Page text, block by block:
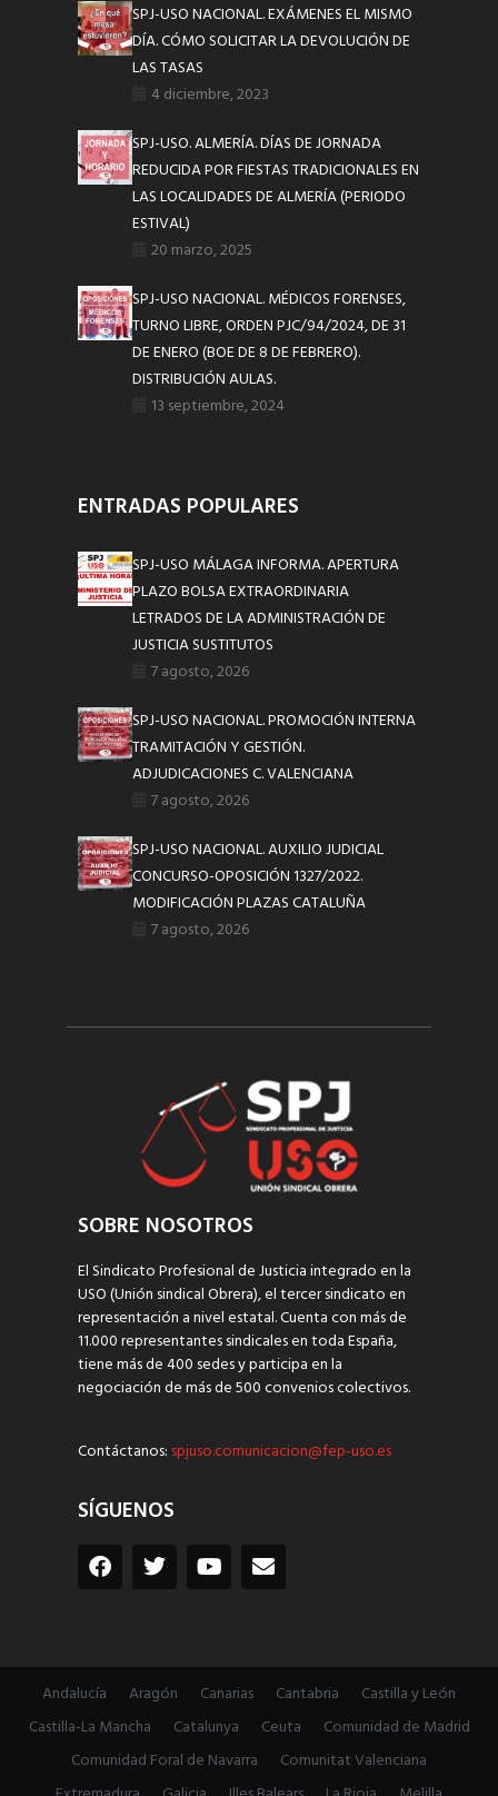
SPJ-USO NACIONAL. EXÁMENES EL MISMO
DÍA. CÓMO SOLICITAR LA DEVOLUCIÓN DE
LAS TASAS
4 diciembre, 2023
SPJ-USO. ALMERÍA. DÍAS DE JORNADA
REDUCIDA POR FIESTAS TRADICIONALES EN
LAS LOCALIDADES DE ALMERÍA (PERIODO
ESTIVAL)
20 marzo, 2025
SPJ-USO NACIONAL. MÉDICOS FORENSES,
TURNO LIBRE, ORDEN PJC/94/2024, DE 31
DE ENERO (BOE DE 8 DE FEBRERO).
DISTRIBUCIÓN AULAS.
13 septiembre, 2024
ENTRADAS POPULARES
SPJ-USO MÁLAGA INFORMA. APERTURA
PLAZO BOLSA EXTRAORDINARIA
LETRADOS DE LA ADMINISTRACIÓN DE
JUSTICIA SUSTITUTOS
7 agosto, 2026
SPJ-USO NACIONAL. PROMOCIÓN INTERNA
TRAMITACIÓN Y GESTIÓN.
ADJUDICACIONES C. VALENCIANA
7 agosto, 2026
SPJ-USO NACIONAL. AUXILIO JUDICIAL
CONCURSO-OPOSICIÓN 1327/2022.
MODIFICACIÓN PLAZAS CATALUÑA
7 agosto, 2026
SOBRE NOSOTROS
El Sindicato Profesional de Justicia integrado en la
USO (Unión sindical Obrera), el tercer sindicato en
representación a nivel estatal. Cuenta con más de
11.000 representantes sindicales en toda España,
tiene más de 400 sedes y participa en la
negociación de más de 500 convenios colectivos.
Contáctanos: spjuso.comunicacion@fep-uso.es
SÍGUENOS
Andalucía Aragón Canarias Cantabria
Castilla y León
Castilla-La Mancha
Catalunya Ceuta
Comunidad de Madrid
Comunidad Foral de Navarra
Comunitat Valenciana